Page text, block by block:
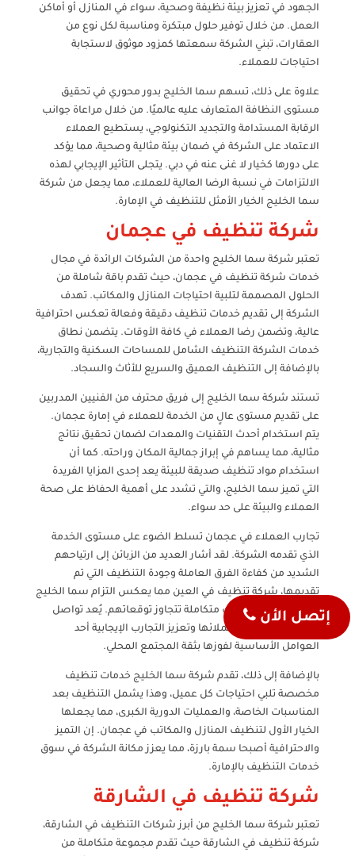
الجهود في تعزيز بيئة نظيفة وصحية، سواء في المنازل أو أماكن
العمل. من خلال توفير حلول مبتكرة ومناسبة لكل نوع من
العقارات، تبني الشركة سمعتها كمزود موثوق لاستجابة
احتياجات للعملاء.
علاوة على ذلك، تسهم سما الخليج بدور محوري في تحقيق
مستوى النظافة المتعارف عليه عالميًا. من خلال مراعاة جوانب
الرقابة المستدامة والتجديد التكنولوجي، يستطيع العملاء
الاعتماد على الشركة في ضمان بيئة مثالية وصحية، مما يؤكد
على دورها كخيار لا غنى عنه في دبي. يتجلى التأثير الإيجابي لهذه
الالتزامات في نسبة الرضا العالية للعملاء، مما يجعل من شركة
سما الخليج الخيار الأمثل للتنظيف في الإمارة.
شركة تنظيف في عجمان
تعتبر شركة سما الخليج واحدة من الشركات الرائدة في مجال
خدمات شركة تنظيف في عجمان، حيث تقدم باقة شاملة من
الحلول المصممة لتلبية احتياجات المنازل والمكاتب. تهدف
الشركة إلى تقديم خدمات تنظيف دقيقة وفعالة تعكس احترافية
عالية، وتضمن رضا العملاء في كافة الأوقات. يتضمن نطاق
خدمات الشركة التنظيف الشامل للمساحات السكنية والتجارية،
بالإضافة إلى التنظيف العميق والسريع للأثاث والسجاد.
تستند شركة سما الخليج إلى فريق محترف من الفنيين المدربين
على تقديم مستوى عالٍ من الخدمة للعملاء في إمارة عجمان.
يتم استخدام أحدث التقنيات والمعدات لضمان تحقيق نتائج
مثالية، مما يساهم في إبراز جمالية المكان وراحته. كما أن
استخدام مواد تنظيف صديقة للبيئة يعد إحدى المزايا الفريدة
التي تميز سما الخليج، والتي تشدد على أهمية الحفاظ على صحة
العملاء والبيئة على حد سواء.
تجارب العملاء في عجمان تسلط الضوء على مستوى الخدمة
الذي تقدمه الشركة. لقد أشار العديد من الزبائن إلى ارتياحهم
الشديد من كفاءة الفرق العاملة وجودة التنظيف التي تم
تقديمها، شركة تنظيف في العين مما يعكس التزام سما الخليج
بتقديم خدمات تنظيف متكاملة تتجاوز توقعاتهم. يُعد تواصل
الشركة الفعال مع عملائها وتعزيز التجارب الإيجابية أحد
العوامل الأساسية لفوزها بثقة المجتمع المحلي.
بالإضافة إلى ذلك، تقدم شركة سما الخليج خدمات تنظيف
مخصصة تلبي احتياجات كل عميل، وهذا يشمل التنظيف بعد
المناسبات الخاصة، والعمليات الدورية الكبرى، مما يجعلها
الخيار الأول لتنظيف المنازل والمكاتب في عجمان. إن التميز
والاحترافية أصبحا سمة بارزة، مما يعزز مكانة الشركة في سوق
خدمات التنظيف بالإمارة.
شركة تنظيف في الشارقة
تعتبر شركة سما الخليج من أبرز شركات التنظيف في الشارقة،
شركة تنظيف في الشارقة حيث تقدم مجموعة متكاملة من
إتصل الأن